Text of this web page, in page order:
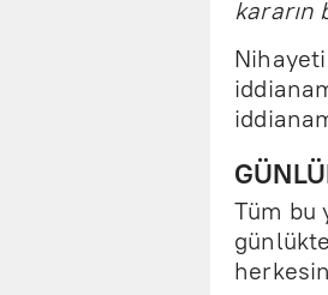
kararın
Tüm bu